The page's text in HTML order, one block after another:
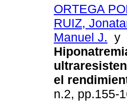
ORTEGA
RUIZ,
Manuel J. y
el
n.2, pp.155-